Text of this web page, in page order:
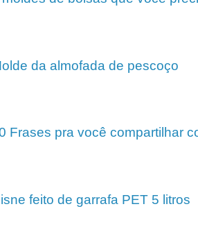
da almofada de pescoço
Frases pra você compartilhar
feito de garrafa PET 5 litros